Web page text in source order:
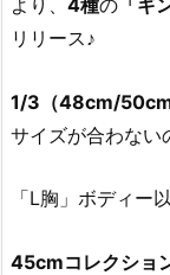
より、 4種の 「ギ
リリース♪
1/3（48cm/
サイズが合わな
「L胸」ボディー
45cmコレクショ